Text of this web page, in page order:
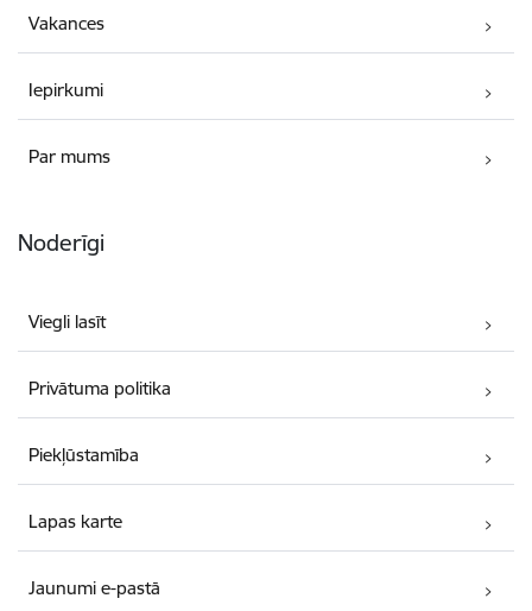
Vakances
Iepirkumi
Par mums
Noderīgi
Viegli lasīt
Privātuma politika
Piekļūstamība
Lapas karte
Jaunumi e-pastā